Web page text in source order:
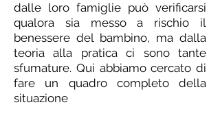
dalle loro famiglie può verificarsi
qualora sia messo a rischio il
benessere del bambino, ma dalla
teoria alla pratica ci sono tante
sfumature. Qui abbiamo cercato di
fare un quadro completo della
situazione